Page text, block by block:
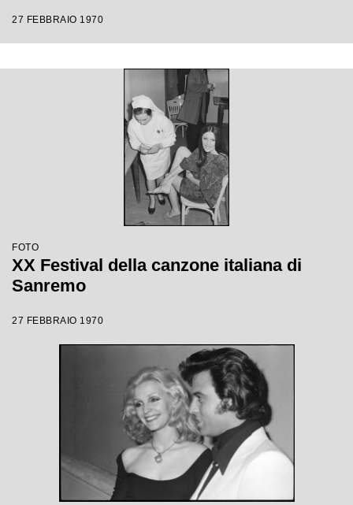
27 FEBBRAIO 1970
FOTO
XX Festival della canzone italiana di
Sanremo
27 FEBBRAIO 1970